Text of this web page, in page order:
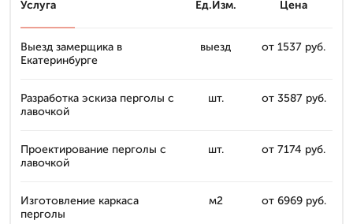
Услуга Ед.Изм. Цена
Выезд замерщика в
Екатеринбурге
выезд от 1537 руб.
Разработка эскиза перголы с
лавочкой
шт. от 3587 руб.
Проектирование перголы с
лавочкой
шт. от 7174 руб.
Изготовление каркаса
перголы
м2 от 6969 руб.